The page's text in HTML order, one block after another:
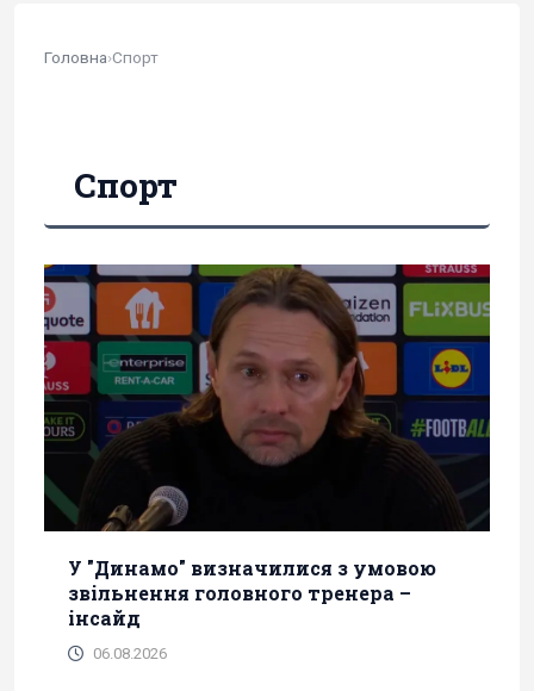
Головна›Спорт
Спорт
У "Динамо" визначилися з умовою
звільнення головного тренера –
інсайд
06.08.2026